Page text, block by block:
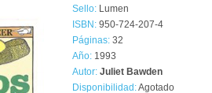
Sello: Lumen
ISBN: 950-724-207-4
Páginas: 32
Año: 1993
Autor: Juliet Bawden
Disponibilidad:Agotado